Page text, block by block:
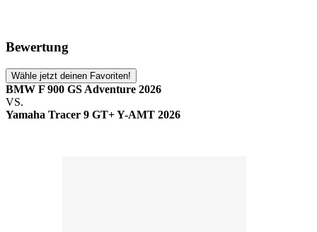
Bewertung
Wähle jetzt deinen Favoriten!
BMW F 900 GS Adventure 2026
VS.
Yamaha Tracer 9 GT+ Y-AMT 2026